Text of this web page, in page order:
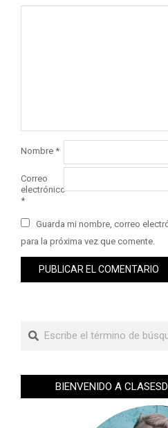
Nombre *
Correo
electrónico
*
Guarda mi nombre, correo
para la próxima vez que comente.
BIENVENIDO A